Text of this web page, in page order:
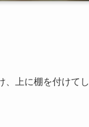
、上に棚を付けてし